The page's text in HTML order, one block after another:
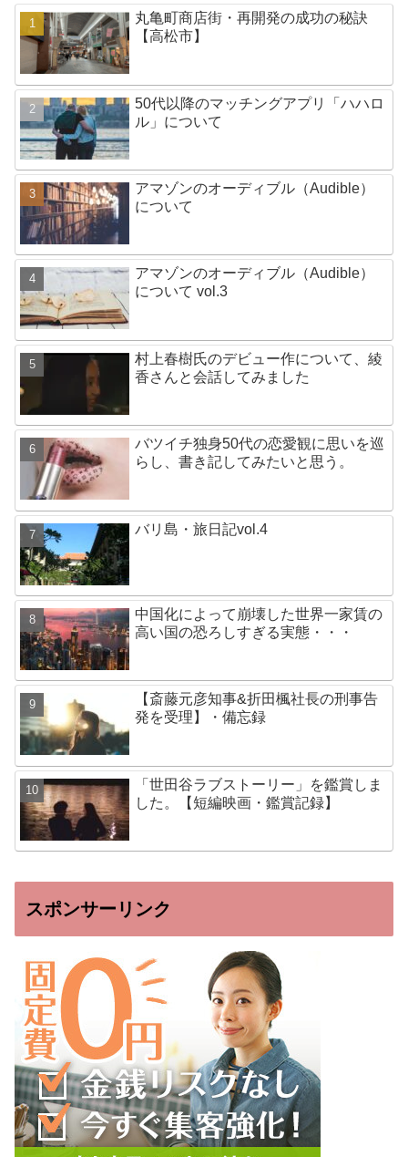
丸亀町商店街・再開発の成功の秘訣
【高松市】
50代以降のマッチングアプリ「ハハロ
ル」について
アマゾンのオーディブル（Audible）
について
アマゾンのオーディブル（Audible）
について vol.3
村上春樹氏のデビュー作について、綾
香さんと会話してみました
バツイチ独身50代の恋愛観に思いを巡
らし、書き記してみたいと思う。
バリ島・旅日記vol.4
中国化によって崩壊した世界一家賃の
高い国の恐ろしすぎる実態・・・
【斎藤元彦知事&折田楓社長の刑事告
発を受理】・備忘録
「世田谷ラブストーリー」を鑑賞しま
した。【短編映画・鑑賞記録】
スポンサーリンク